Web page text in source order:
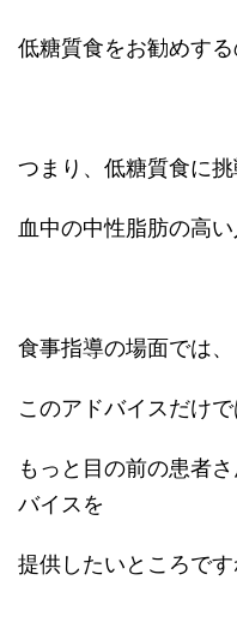
低糖質食をお勧めする
つまり、低糖質食に
血中の中性脂肪の高い
食事指導の場面では、
このアドバイスだけ
もっと目の前の患者
バイスを
提供したいところです